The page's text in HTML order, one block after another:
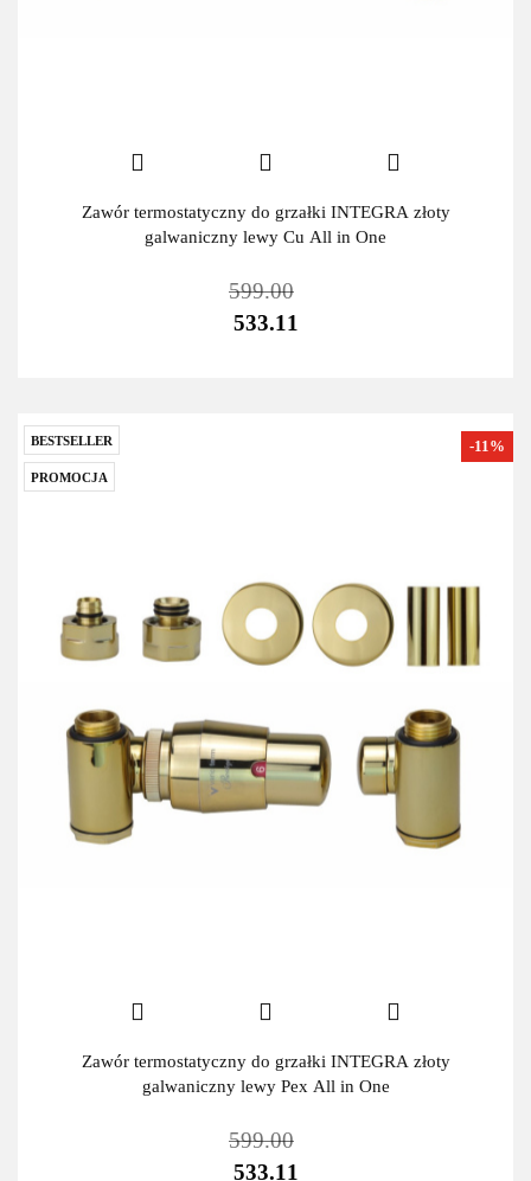
Zawór termostatyczny do grzałki INTEGRA złoty
galwaniczny lewy Cu All in One
599.00
533.11
BESTSELLER
PROMOCJA
Zawór termostatyczny do grzałki INTEGRA złoty
galwaniczny lewy Pex All in One
599.00
-11%
533.11